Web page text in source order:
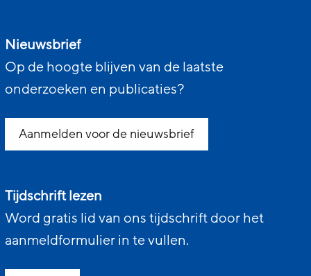
Nieuwsbrief
Op de hoogte blijven van de laatste
onderzoeken en publicaties?
Aanmelden voor de nieuwsbrief
Tijdschrift lezen
Word gratis lid van ons tijdschrift door het
aanmeldformulier in te vullen.